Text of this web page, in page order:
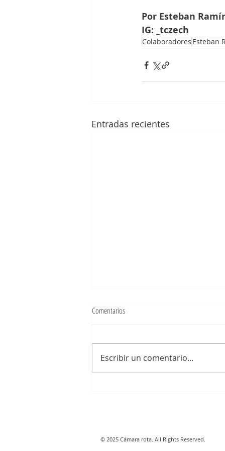
Por Esteban
IG: _tczech
Colaboradores Esteban
Entradas recientes
Bajo mis pies
Comentarios
Escribir un comentario...
© 2025 Cámara rota. All Rights Reserved.